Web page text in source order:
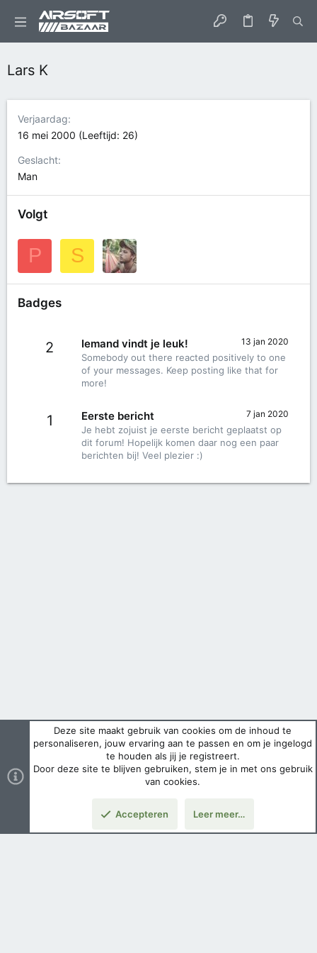
Lars K
Verjaardag
16 mei 2000 (Leeftijd: 26)
Geslacht
Man
Volgt
P S
Badges
2 13 jan 2020
Iemand vindt je leuk!
Somebody out there reacted positively to one
of your messages. Keep posting like that for
more!
1 7 jan 2020
Eerste bericht
Je hebt zojuist je eerste bericht geplaatst op
dit forum! Hopelijk komen daar nog een paar
berichten bij! Veel plezier :)
Deze site maakt gebruik van cookies om de inhoud te
personaliseren, jouw ervaring aan te passen en om je ingelogd
te houden als jij je registreert.
Door deze site te blijven gebruiken, stem je in met ons gebruik
van cookies.
Accepteren Leer meer…